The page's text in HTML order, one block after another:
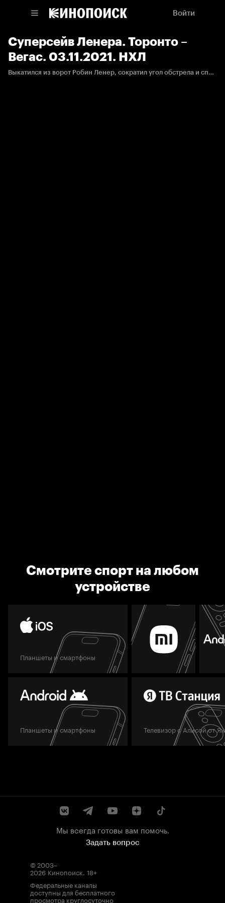
Войти
Суперсейв Ленера. Торонто –
Вегас. 03.11.2021. НХЛ
Выкатился из ворот Робин Ленер, сократил угол обстрела и спас «Вегас» от верного гола.
Смотрите спорт на любом
устройстве
Планшеты и смартфоны
Планшеты и смартфоны Телевизор с Алисой от
Мы всегда готовы вам помочь.
Задать вопрос
© 2003–
2026 Кинопоиск. 18+
Федеральные каналы
доступны для бесплатного
просмотра круглосуточно